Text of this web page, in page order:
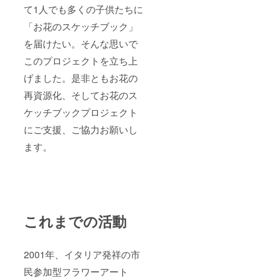
て1人でも多くの子供たちに
「お花のスケッチブック」
を届けたい。そんな思いで
このプロジェクトを立ち上
げました。是非ともお花の
再資源化、そしてお花のス
ケッチブックプロジェクト
にご支援、ご協力お願いし
ます。
これまでの活動
2001年、イタリア発祥の市
民参加型フラワーアート